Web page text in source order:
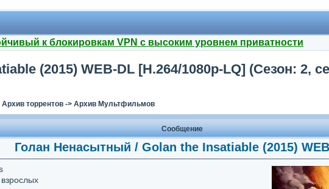
к блокировкам VPN с высоким уровнем приватности
(2015) WEB-DL [H.264/1080p-LQ] (Сезон: 2,
Архив торрентов-> Архив Мультфильмов
Сообщение
Голан Ненасытный / Golan the Insatiable (2015)